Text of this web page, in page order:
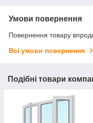
Умови повернення
Повернення товару
Всі умови повернення
Подібні товари